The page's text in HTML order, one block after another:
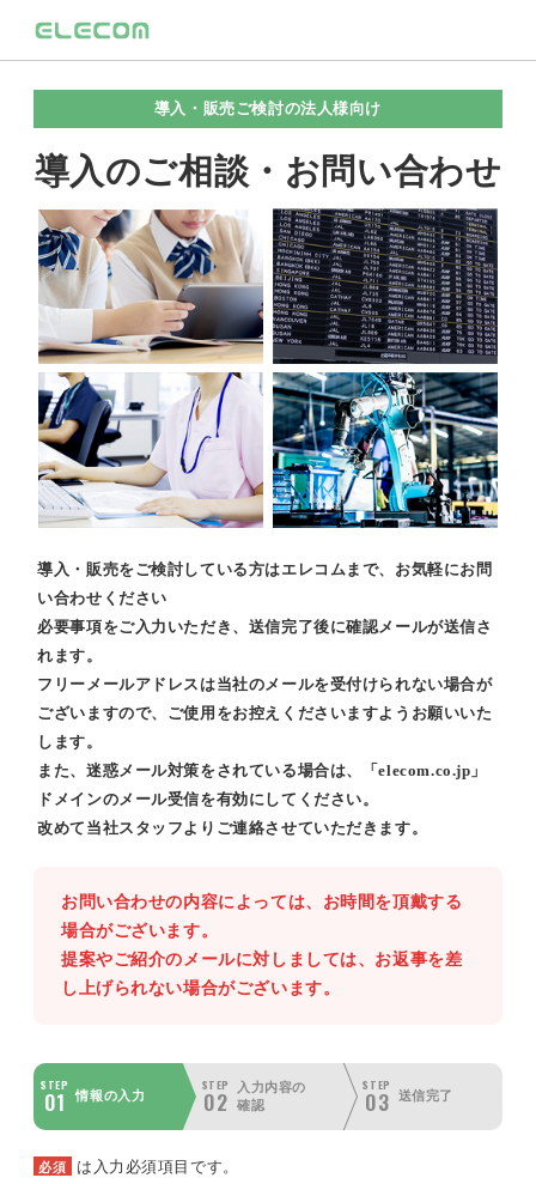
導入・販売ご検討の法人様向け
導入のご相談・お問い合わせ
導入・販売をご検討している方はエレコムまで、お気軽にお問
い合わせください
必要事項をご入力いただき、送信完了後に確認メールが送信さ
れます。
フリーメールアドレスは当社のメールを受付けられない場合が
ございますので、ご使用をお控えくださいますようお願いいた
します。
また、迷惑メール対策をされている場合は、「elecom.co.jp」
ドメインのメール受信を有効にしてください。
改めて当社スタッフよりご連絡させていただきます。
お問い合わせの内容によっては、お時間を頂戴する
場合がございます。
提案やご紹介のメールに対しましては、お返事を差
し上げられない場合がございます。
STEP
01 情報の入力
STEP
02
入力内容の
確認
STEP
03 送信完了
必須 は入力必須項目です。